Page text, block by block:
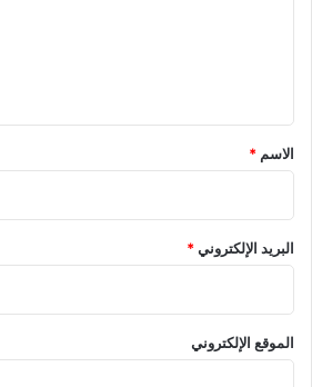
*
الاسم *
البريد الإلكتروني*
الموقع الإلكتروني